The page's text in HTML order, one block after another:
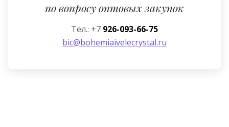
по вопросу оптовых закупок
Тел.: +7 926-093-66-75
bic@bohemiaivelecrystal.ru